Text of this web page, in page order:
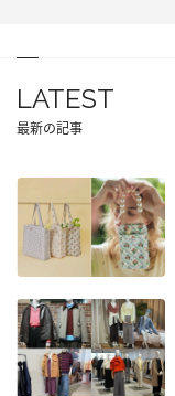
LATEST
最新の記事